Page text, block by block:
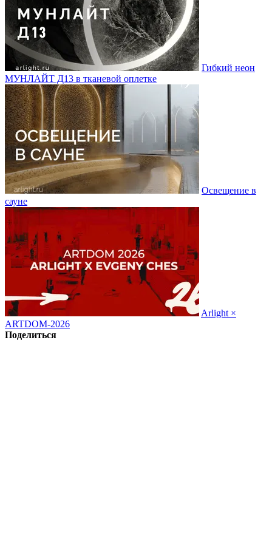
Гибкий неон
МУНЛАЙТ Д13 в тканевой оплетке
Освещение в
сауне
Arlight ×
ARTDOM-2026
Поделиться